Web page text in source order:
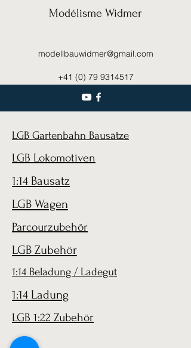
Modélisme Widmer
modellbauwidmer@gmail.com
+41 (0) 79 9314517
LGB Gartenbahn Bausätze
LGB Lokomotiven
1:14 Bausatz
LGB Wagen
Parcourzubehör
LGB Zubehör
1:14 Beladung / Ladegut
1:14 Ladung
LGB 1:22 Zubehör